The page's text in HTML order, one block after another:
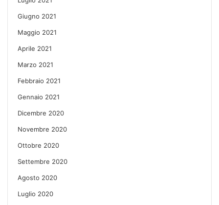
Giugno 2021
Maggio 2021
Aprile 2021
Marzo 2021
Febbraio 2021
Gennaio 2021
Dicembre 2020
Novembre 2020
Ottobre 2020
Settembre 2020
Agosto 2020
Luglio 2020